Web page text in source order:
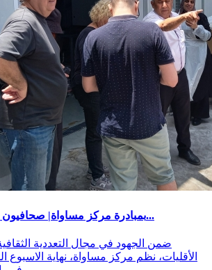
بمبادرة مركز مساواة| صحافيون روس في زيارة لباقة...
ضمن الجهود في مجال التعددية
الأقليات، نظم مركز مساواة، نهاية الاسبوع